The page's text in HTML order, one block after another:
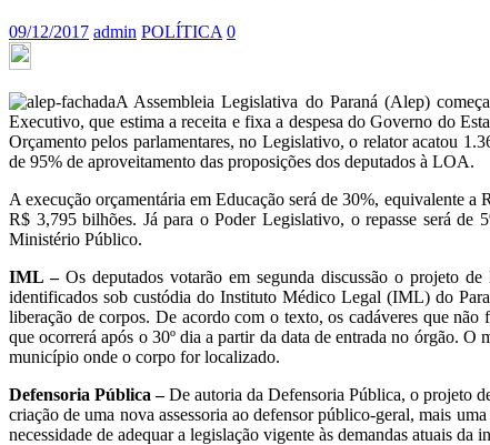
09/12/2017 admin POLÍTICA 0
A Assembleia Legislativa do Paraná (Alep)
Executivo, que estima a receita e fixa a despesa do Governo do
Orçamento pelos parlamentares, no Legislativo, o relator acatou
de 95% de aproveitamento das proposições dos deputados à LOA.
A execução orçamentária em Educação será de 30%, equivalente
R$ 3,795 bilhões. Já para o Poder Legislativo, o repasse será
Ministério Público.
IML –Os deputados votarão em segunda discussão o projeto
identificados sob custódia do Instituto Médico Legal (IML) do
liberação de corpos. De acordo com o texto, os cadáveres que
que ocorrerá após o 30º dia a partir da data de entrada no órgão.
município onde o corpo for localizado.
Defensoria Pública –De autoria da Defensoria Pública, o projeto
criação de uma nova assessoria ao defensor público-geral, mais
necessidade de adequar a legislação vigente às demandas atuais